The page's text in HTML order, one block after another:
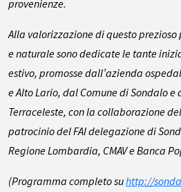
provenienze.
Alla valorizzazione di questo
e naturale sono dedicate le tante
estivo, promosse dall’azienda
e Alto Lario, dal Comune di Sondalo e
Terraceleste, con la collaborazione
patrocinio del FAI delegazione di
Regione Lombardia, CMAV e Banca
(Programma completo suhttp://